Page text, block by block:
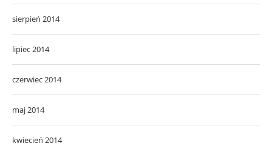
sierpień 2014
lipiec 2014
czerwiec 2014
maj 2014
kwiecień 2014